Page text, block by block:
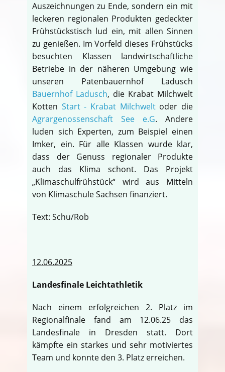
Auszeichnungen zu Ende, sondern ein mit
leckeren regionalen Produkten gedeckter
Frühstückstisch lud ein, mit allen Sinnen
zu genießen. Im Vorfeld dieses Frühstücks
besuchten Klassen landwirtschaftliche
Betriebe in der näheren Umgebung wie
unseren Patenbauernhof Ladusch
Bauernhof Ladusch, die Krabat Milchwelt
Kotten Start - Krabat Milchweltoder die
Agrargenossenschaft See e.G. Andere
luden sich Experten, zum Beispiel einen
Imker, ein. Für alle Klassen wurde klar,
dass der Genuss regionaler Produkte
auch das Klima schont. Das Projekt
„Klimaschulfrühstück“ wird aus Mitteln
von Klimaschule Sachsen finanziert.
Text: Schu/Rob
12.06.2025
Landesfinale Leichtathletik
Nach einem erfolgreichen 2. Platz im
Regionalfinale fand am 12.06.25 das
Landesfinale in Dresden statt. Dort
kämpfte ein starkes und sehr motiviertes
Team und konnte den 3. Platz erreichen.